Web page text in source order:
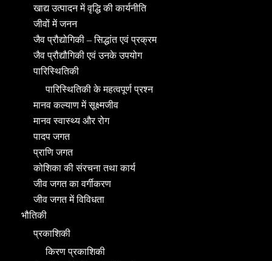
खाद्य उत्पादन में वृद्धि की कार्यनीति
जीवों में जनन
जैव प्रौद्योगिकी – सिद्धांत एवं प्रक्रम
जैव प्रौद्यौगिकी एवं उनके उपयोग
पारिस्थितिकी
पारिस्थितिकी के महत्वपूर्ण प्रश्न
मानव कल्याण में सूक्ष्मजीव
मानव स्वास्थ्य और रोग
पादप जगत
प्राणि जगत
कोशिका की संरचना तथा कार्य
जीव जगत का वर्गीकरण
जीव जगत में विविधता
भौतिकी
प्रकाशिकी
किरण प्रकाशिकी